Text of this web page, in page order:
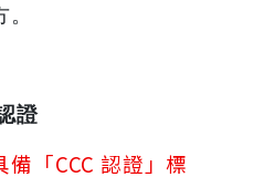
證
備「CCC 認證」標